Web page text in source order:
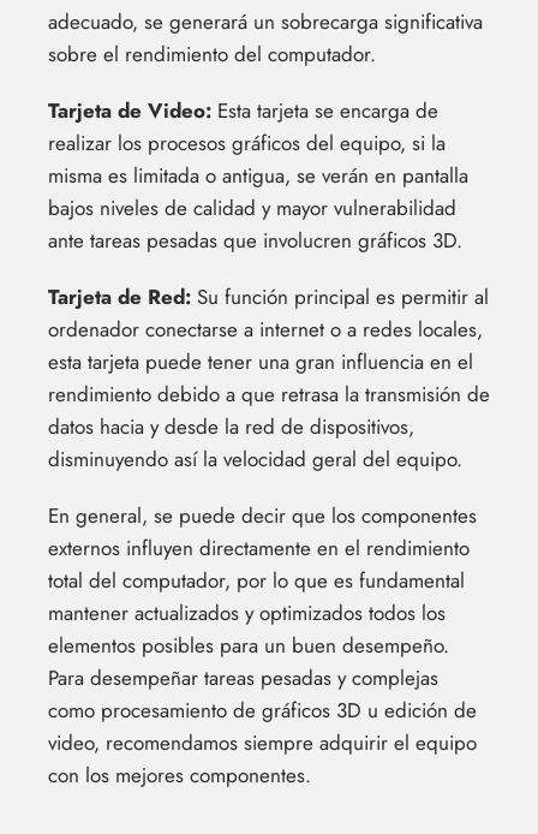
adecuado, se generará un sobrecarga significativa
sobre el rendimiento del computador.
Tarjeta de Video: Esta tarjeta se encarga de
realizar los procesos gráficos del equipo, si la
misma es limitada o antigua, se verán en pantalla
bajos niveles de calidad y mayor vulnerabilidad
ante tareas pesadas que involucren gráficos 3D.
Tarjeta de Red: Su función principal es permitir al
ordenador conectarse a internet o a redes locales,
esta tarjeta puede tener una gran influencia en el
rendimiento debido a que retrasa la transmisión de
datos hacia y desde la red de dispositivos,
disminuyendo así la velocidad geral del equipo.
En general, se puede decir que los componentes
externos influyen directamente en el rendimiento
total del computador, por lo que es fundamental
mantener actualizados y optimizados todos los
elementos posibles para un buen desempeño.
Para desempeñar tareas pesadas y complejas
como procesamiento de gráficos 3D u edición de
video, recomendamos siempre adquirir el equipo
con los mejores componentes.